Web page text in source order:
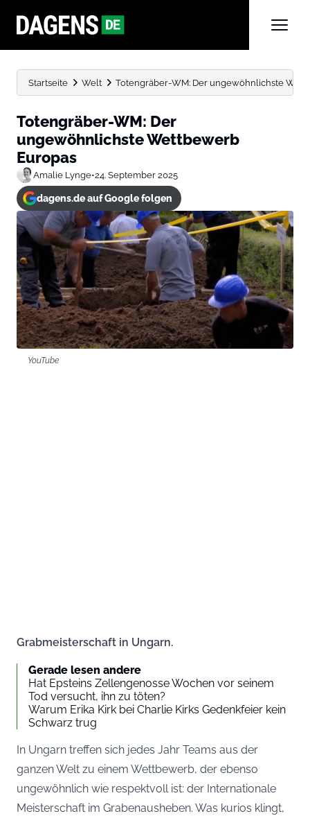
Startseite Welt Totengräber-WM: Der ungewöhnlichste
Totengräber-WM: Der
ungewöhnlichste Wettbewerb
Europas
Amalie Lynge•24. September 2025
dagens.de auf Google folgen
YouTube
Grabmeisterschaft in Ungarn.
Gerade lesen andere
Hat Epsteins Zellengenosse Wochen vor seinem
Tod versucht, ihn zu töten?
Warum Erika Kirk bei Charlie Kirks Gedenkfeier kein
Schwarz trug
In Ungarn treffen sich jedes Jahr Teams aus der
ganzen Welt zu einem Wettbewerb, der ebenso
ungewöhnlich wie respektvoll ist: der Internationale
Meisterschaft im Grabenausheben. Was kurios klingt,